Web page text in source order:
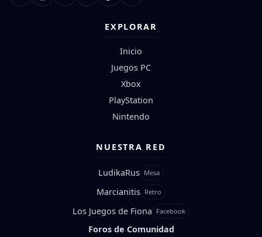
EXPLORAR
Inicio
Juegos PC
Xbox
PlayStation
Nintendo
NUESTRA RED
LudikaRus Mesa
Marcianitis Retro
Los Juegos de Fiona Facebook
Foros de Comunidad